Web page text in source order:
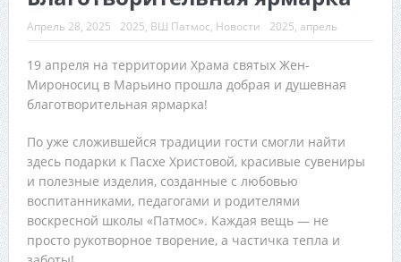
Апрель 28, 2025 2025, ВШ Патмос, Новости 2025, апрель
19 апреля на территории Храма святых Жен-
Мироносиц в Марьино прошла добрая и душевная
благотворительная ярмарка!
По уже сложившейся традиции гости смогли найти
здесь подарки к Пасхе Христовой, красивые сувениры
и полезные изделия, созданные с любовью
воспитанниками, педагогами и родителями
воскресной школы «Патмос». Каждая вещь — не
просто рукотворное творение, а частичка тепла и